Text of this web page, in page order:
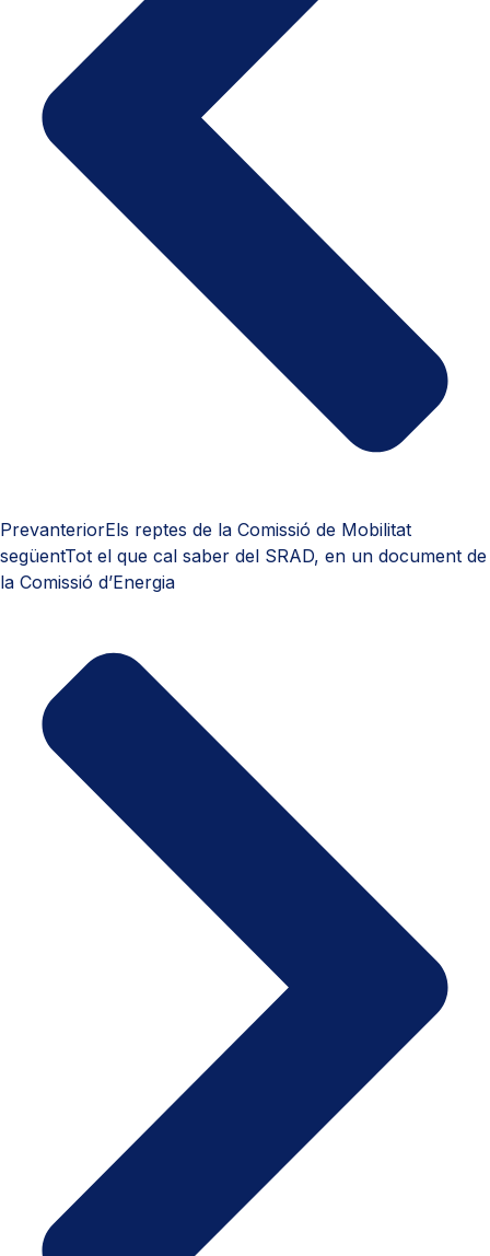
PrevanteriorEls reptes de la Comissió de Mobilitat
següentTot el que cal saber del SRAD, en un document de
la Comissió d’Energia